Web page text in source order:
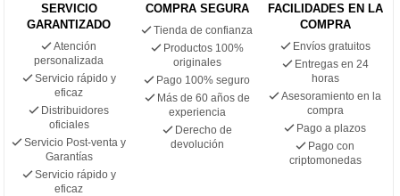
SERVICIO
GARANTIZADO
Atención
personalizada
Servicio rápido y
eficaz
Distribuidores
oficiales
Servicio Post-venta y
Garantías
Servicio rápido y
eficaz
COMPRA SEGURA
Tienda de confianza
Productos 100%
originales
Pago 100% seguro
Más de 60 años de
experiencia
Derecho de
devolución
FACILIDADES EN LA
COMPRA
Envíos gratuitos
Entregas en 24
horas
Asesoramiento en la
compra
Pago a plazos
Pago con
criptomonedas